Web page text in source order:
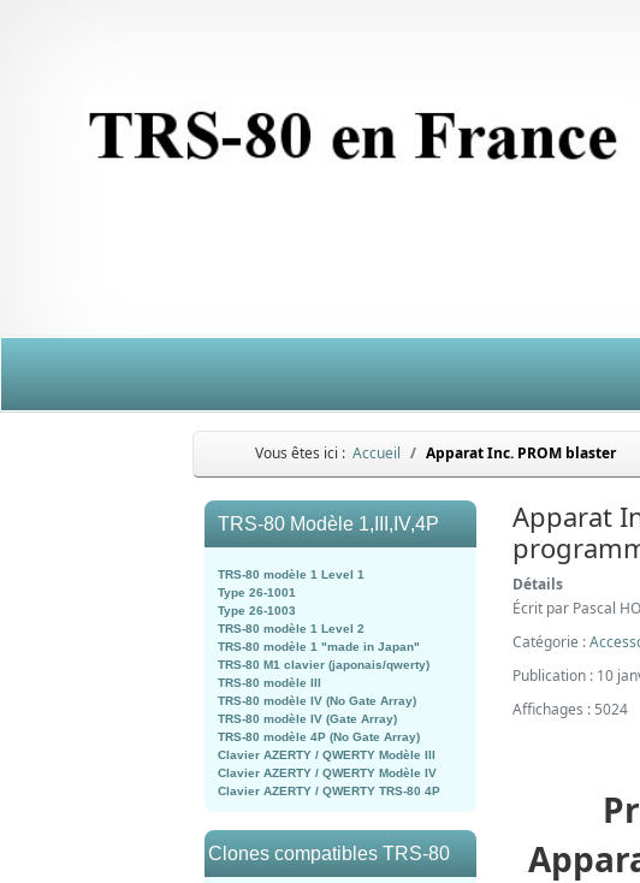
Vous êtes ici : Accueil Apparat Inc. PROM blaster
TRS-80 Modèle 1,III,IV,4P
TRS-80 modèle 1 Level 1
Type 26-1001
Type 26-1003
TRS-80 modèle 1 Level 2
TRS-80 modèle 1 "made in Japan"
TRS-80 M1 clavier (japonais/qwerty)
TRS-80 modèle III
TRS-80 modèle IV (No Gate Array)
TRS-80 modèle IV (Gate Array)
TRS-80 modèle 4P (No Gate Array)
Clavier AZERTY / QWERTY Modèle III
Clavier AZERTY / QWERTY Modèle IV
Clavier AZERTY / QWERTY TRS-80 4P
Clones compatibles TRS-80
Apparat
Détails
Écrit par Pascal
Catégorie :
Publication : 10
Affichages : 5024